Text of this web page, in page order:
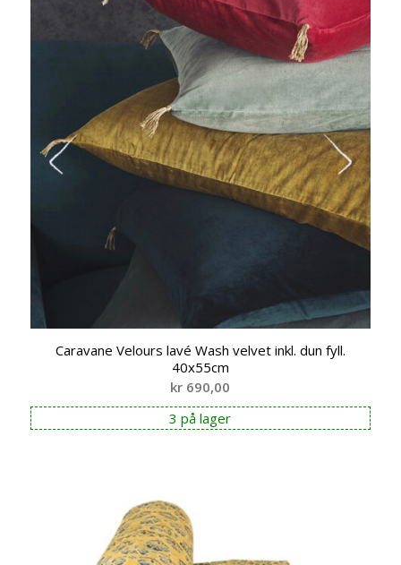
Caravane Velours lavé Wash velvet inkl. dun fyll.
40x55cm
kr 690,00
3 på lager